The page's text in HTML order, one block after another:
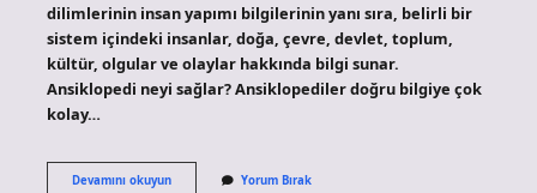
dilimlerinin insan yapımı bilgilerinin yanı sıra, belirli bir
sistem içindeki insanlar, doğa, çevre, devlet, toplum,
kültür, olgular ve olaylar hakkında bilgi sunar.
Ansiklopedi neyi sağlar? Ansiklopediler doğru bilgiye çok
kolay…
Devamını okuyunAnsiklopedi Yorum Bırak